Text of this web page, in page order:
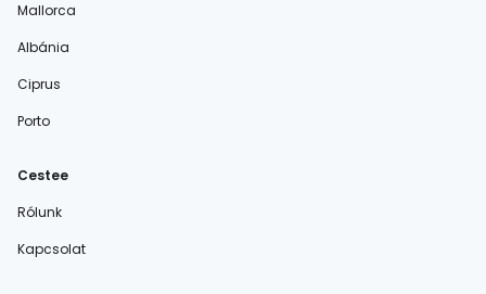
Mallorca
Albánia
Ciprus
Porto
Cestee
Rólunk
Kapcsolat